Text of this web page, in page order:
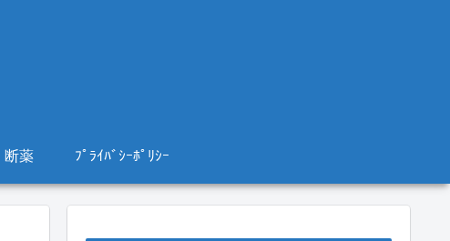
断薬 ﾌﾟﾗｲﾊﾞｼｰﾎﾟﾘｼｰ